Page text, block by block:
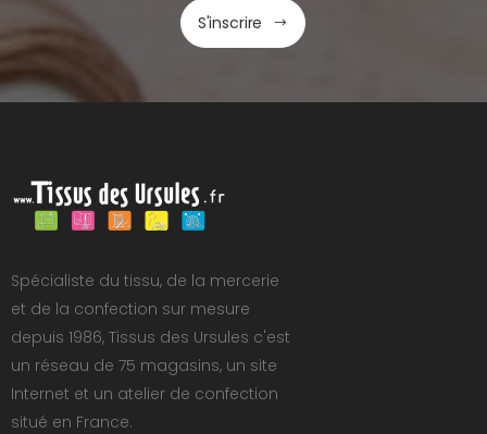
S'inscrire
Spécialiste du tissu, de la mercerie
et de la confection sur mesure
depuis 1986, Tissus des Ursules c'est
un réseau de 75 magasins, un site
Internet et un atelier de confection
situé en France.